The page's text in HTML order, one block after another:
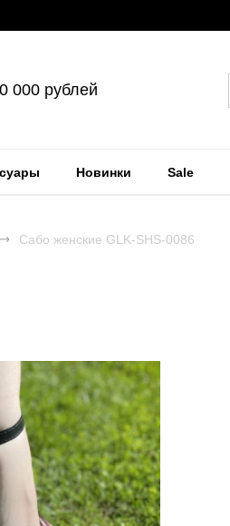
000 рублей
Новинки Sale
Сабо женские GLK-SHS-0086